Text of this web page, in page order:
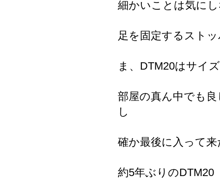
細かいことは気に
足を固定するスト
ま、DTM20はサイ
部屋の真ん中でも
し
確か最後に入って
約5年ぶりのDTM20